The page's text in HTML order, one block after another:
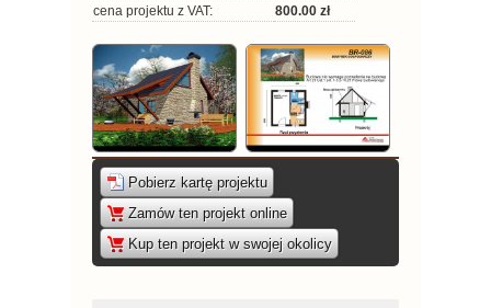
cena projektu z VAT: 800.00 zł
Pobierz kartę projektu
Zamów ten projekt online
Kup ten projekt w swojej okolicy